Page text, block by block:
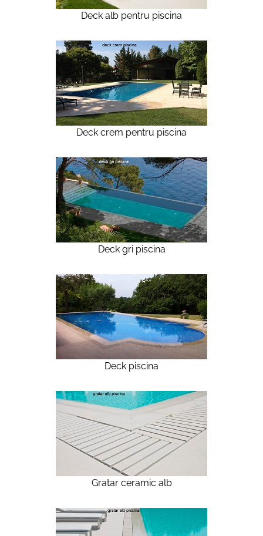
Deck alb pentru piscina
Deck crem pentru piscina
Deck gri piscina
Deck piscina
Gratar ceramic alb